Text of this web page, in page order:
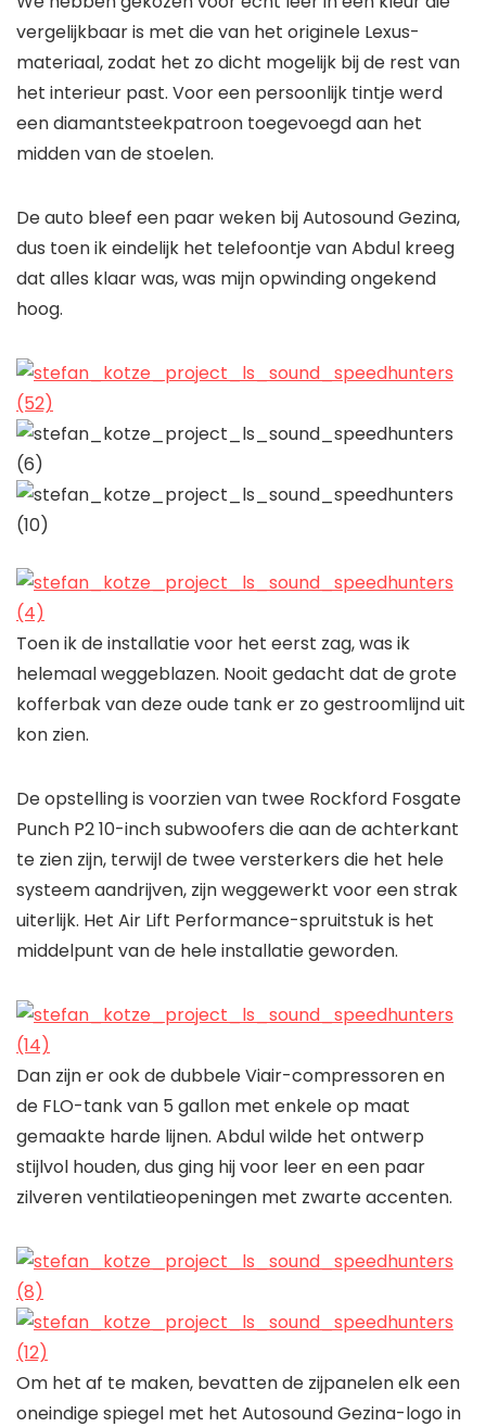
vergelijkbaar is met die van het originele Lexus-
materiaal, zodat het zo dicht mogelijk bij de rest van
het interieur past. Voor een persoonlijk tintje werd
een diamantsteekpatroon toegevoegd aan het
midden van de stoelen.
De auto bleef een paar weken bij Autosound Gezina,
dus toen ik eindelijk het telefoontje van Abdul kreeg
dat alles klaar was, was mijn opwinding ongekend
hoog.
Toen ik de installatie voor het eerst zag, was ik
helemaal weggeblazen. Nooit gedacht dat de grote
kofferbak van deze oude tank er zo gestroomlijnd uit
kon zien.
De opstelling is voorzien van twee Rockford Fosgate
Punch P2 10-inch subwoofers die aan de achterkant
te zien zijn, terwijl de twee versterkers die het hele
systeem aandrijven, zijn weggewerkt voor een strak
uiterlijk. Het Air Lift Performance-spruitstuk is het
middelpunt van de hele installatie geworden.
Dan zijn er ook de dubbele Viair-compressoren en
de FLO-tank van 5 gallon met enkele op maat
gemaakte harde lijnen. Abdul wilde het ontwerp
stijlvol houden, dus ging hij voor leer en een paar
zilveren ventilatieopeningen met zwarte accenten.
Om het af te maken, bevatten de zijpanelen elk een
oneindige spiegel met het Autosound Gezina-logo in